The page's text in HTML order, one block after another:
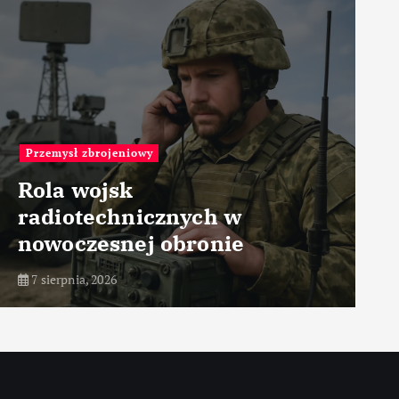
Przemysł medyczny
Technologie optyczne w
tomografii
7 sierpnia, 2026